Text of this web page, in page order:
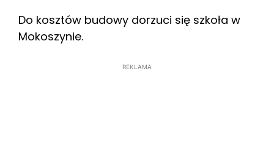
Do kosztów budowy dorzuci się szkoła w
Mokoszynie.
REKLAMA